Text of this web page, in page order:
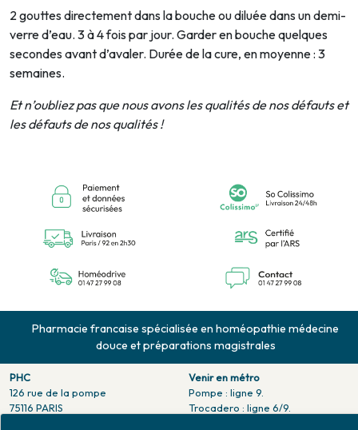
2 gouttes directement dans la bouche ou diluée dans un demi-
verre d’eau. 3 à 4 fois par jour. Garder en bouche quelques
secondes avant d’avaler. Durée de la cure, en moyenne : 3
semaines.
Et n’oubliez pas que nous avons les qualités de nos défauts et
les défauts de nos qualités !
Pharmacie francaise spécialisée en homéopathie médecine
douce et préparations magistrales
PHC
126 rue de la pompe
75116 PARIS
Venir en métro
Pompe : ligne 9.
Trocadero : ligne 6/9.